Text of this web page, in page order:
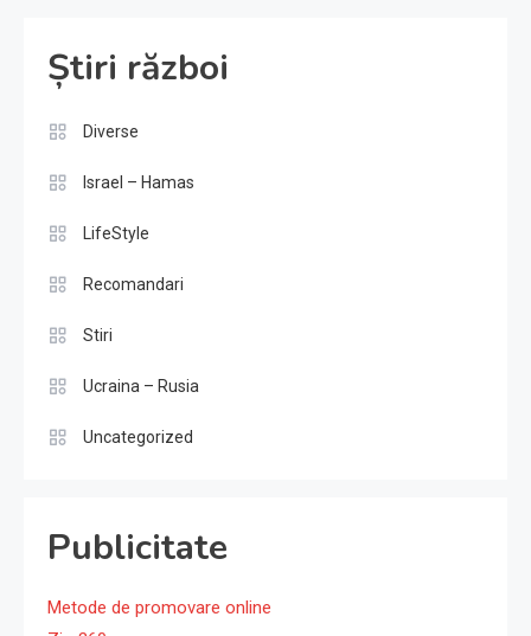
Știri război
Diverse
Israel – Hamas
LifeStyle
Recomandari
Stiri
Ucraina – Rusia
Uncategorized
Publicitate
Metode de promovare online